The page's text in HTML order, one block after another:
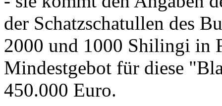
der Schatzschatullen des
2000 und 1000 Shilingi in
Mindestgebot für diese
450.000 Euro.